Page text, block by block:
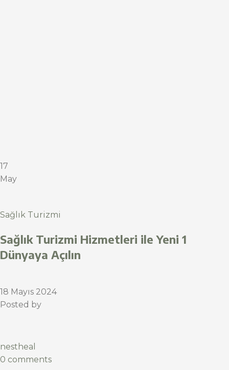
17
May
Sağlık Turizmi
Sağlık Turizmi Hizmetleri ile Yeni 1
Dünyaya Açılın
18 Mayıs 2024
Posted by
nestheal
0 comments